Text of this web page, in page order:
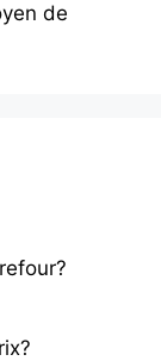
de